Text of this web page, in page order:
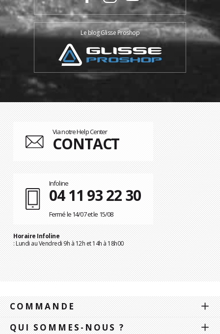
Le blog Glisse Proshop
Via notre Help Center
CONTACT
Infoline
04 11 93 22 30
Fermé le 14/07 et le 15/08
Horaire Infoline
: Lundi au Vendredi 9h à 12h et 14h à 18h00
COMMANDE
QUI SOMMES-NOUS ?